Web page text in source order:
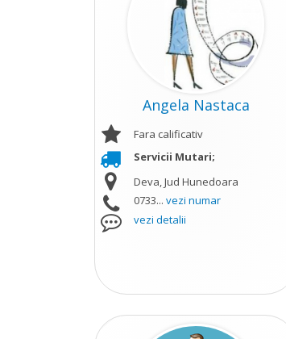
Angela Nastaca
Fara calificativ
Servicii Mutari;
Deva, Jud Hunedoara
0733... vezi numar
vezi detalii